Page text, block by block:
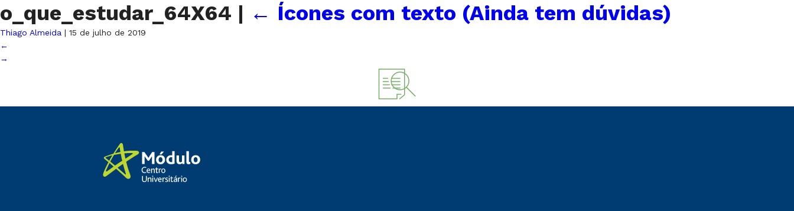
o_que_estudar_64X64 | ← Ícones com texto (Ainda tem dúvidas)
Thiago Almeida | 15 de julho de 2019
←
→